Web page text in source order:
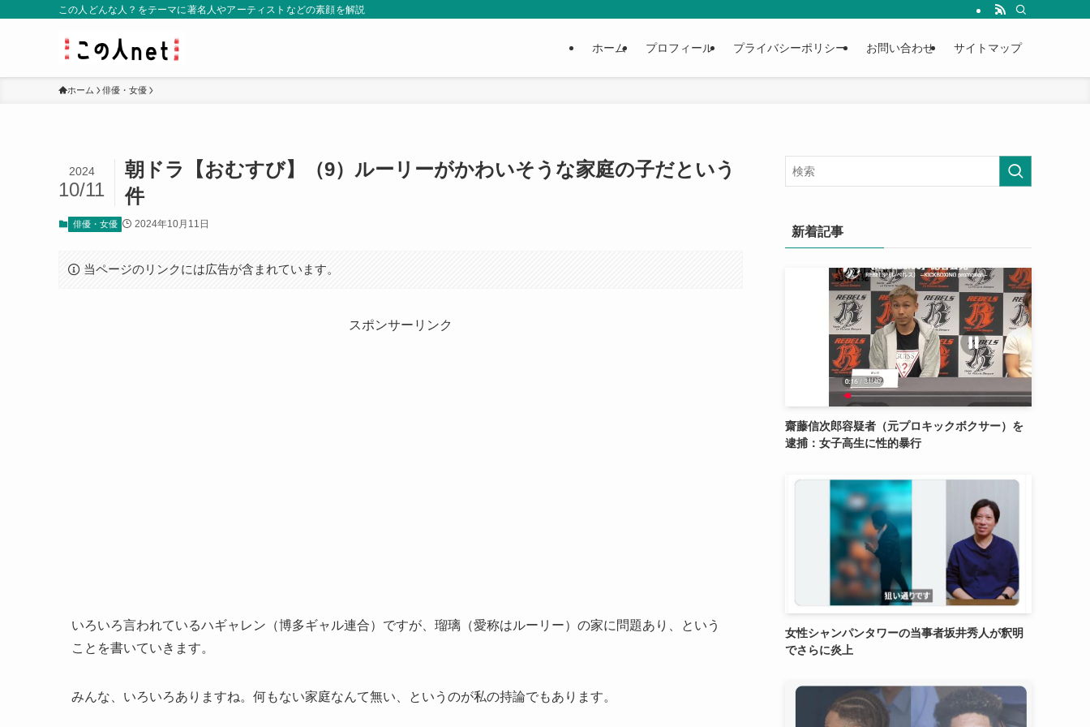
この人どんな人？をテーマに著名人やアーティストなどの素顔を解説
ホーム プロフィール プライバシーポリシー お問い合わせ サイトマップ
ホーム 俳優・女優
朝ドラ【おむすび】（9）ルーリーがかわいそうな家庭の子だという
件
2024
10/11
俳優・女優 2024年10月11日
当ページのリンクには広告が含まれています。
スポンサーリンク
いろいろ言われているハギャレン（博多ギャル連合）ですが、瑠璃（愛称はルーリー）の家に問題あり、という
ことを書いていきます。
みんな、いろいろありますね。何もない家庭なんて無い、というのが私の持論でもあります。
新着記事
齋藤信次郎容疑者（元プロキックボクサー）を
逮捕：女子高生に性的暴行
女性シャンパンタワーの当事者坂井秀人が釈明
でさらに炎上